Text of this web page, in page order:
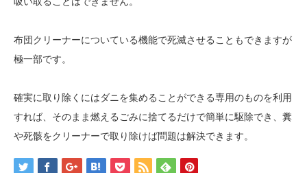
布団クリーナーについている機能で死滅させることもできますが
極一部です。
確実に取り除くにはダニを集めることができる専用のものを利用
すれば、そのまま燃えるごみに捨てるだけで簡単に駆除でき、糞
や死骸をクリーナーで取り除けば問題は解決できます。